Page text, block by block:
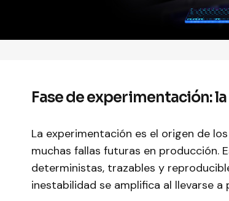
Fase de experimentación:
La experimentación es el origen de
muchas fallas futuras en producción.
deterministas, trazables y
inestabilidad se amplifica al llevarse a